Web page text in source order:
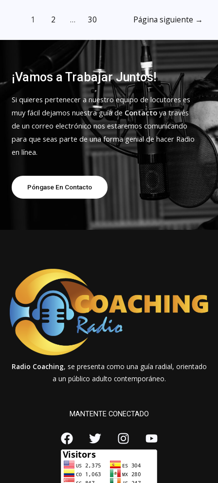
1 2 … 30 Página siguiente →
¡Vamos a Trabajar Juntos!
Si quieres pertenecer a nuestro equipo de locutores es
muy fácil dejamos nuestra guía de Contacto ya través
de un correo electrónico nos estaremos comunicando
para que seas parte de una forma genial de hacer Radio
en línea.
Póngase En Contacto
Radio Coaching, se presenta como una guía radial, orientado
a un público adulto contemporáneo.
MANTENTE CONECTADO